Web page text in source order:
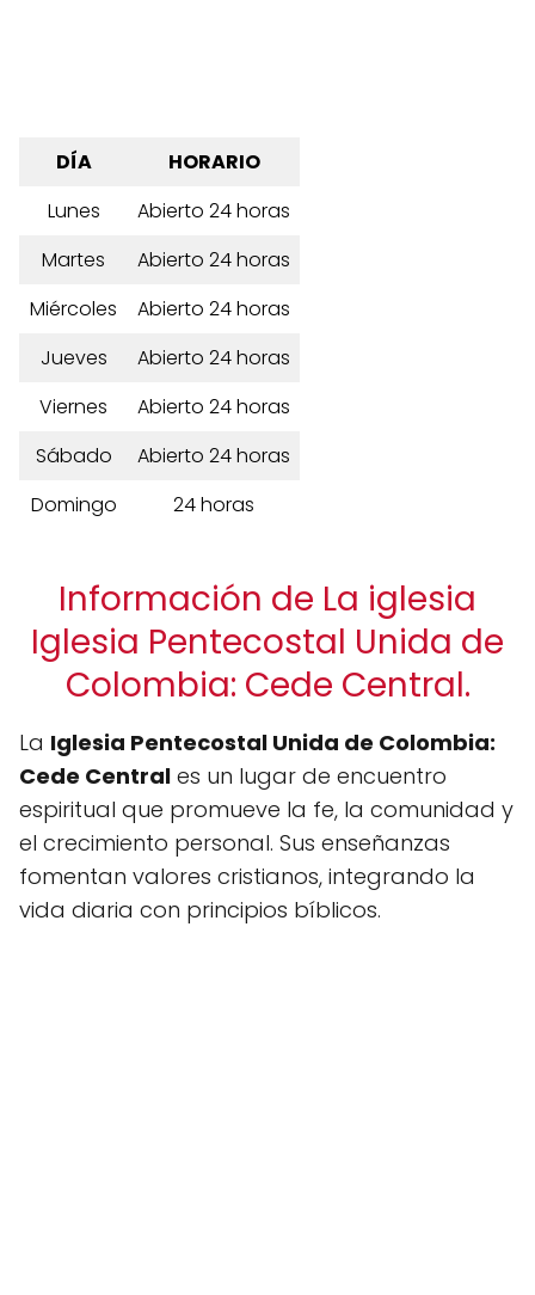
DÍA
HORARIO
Lunes
Abierto 24 horas
Martes
Abierto 24 horas
Miércoles
Abierto 24 horas
Jueves
Abierto 24 horas
Viernes
Abierto 24 horas
Sábado
Abierto 24 horas
Domingo
24 horas
Información de La iglesia
Iglesia Pentecostal Unida de
Colombia: Cede Central.
La Iglesia Pentecostal Unida de Colombia:
Cede Central es un lugar de encuentro
espiritual que promueve la fe, la comunidad y
el crecimiento personal. Sus enseñanzas
fomentan valores cristianos, integrando la
vida diaria con principios bíblicos.